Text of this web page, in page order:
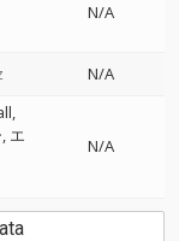
N/A
N/A
エ
N/A